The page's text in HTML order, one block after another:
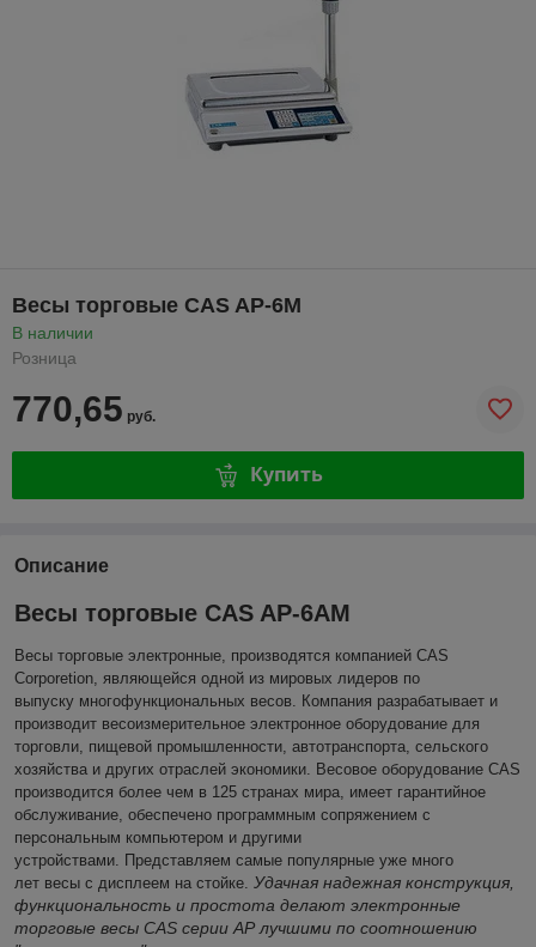
Весы торговые CAS AP-6M
В наличии
Розница
770,65 руб.
Купить
Описание
Весы торговые CAS AP-6АМ
Весы торговые электронные, производятся компанией CAS
Corporetion, являющейся одной из мировых лидеров по
выпуску многофункциональных весов. Компания разрабатывает и
производит весоизмерительное электронное оборудование для
торговли, пищевой промышленности, автотранспорта, сельского
хозяйства и других отраслей экономики. Весовое оборудование CAS
производится более чем в 125 странах мира, имеет гарантийное
обслуживание, обеспечено программным сопряжением с
персональным компьютером и другими
устройствами. Представляем самые популярные уже много
лет весы с дисплеем на стойке. Удачная надежная конструкция,
функциональность и простота делают электронные
торговые весы CAS серии АР лучшими по соотношению